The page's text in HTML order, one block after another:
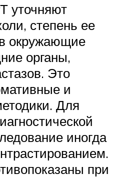
уточняют
степень ее
окружающие
органы,
Это
и
Для
иногда
при